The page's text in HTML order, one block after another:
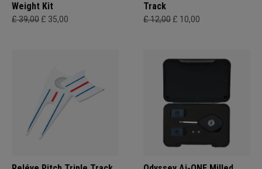
Weight Kit
£ 39,00 £ 35,00
Track
£ 12,00 £ 10,00